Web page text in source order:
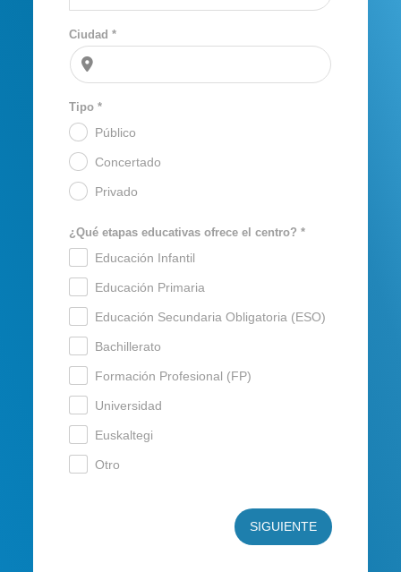
Ciudad *
Tipo *
Público
Concertado
Privado
¿Qué etapas educativas ofrece el centro? *
Educación Infantil
Educación Primaria
Educación Secundaria Obligatoria (ESO)
Bachillerato
Formación Profesional (FP)
Universidad
Euskaltegi
Otro
SIGUIENTE